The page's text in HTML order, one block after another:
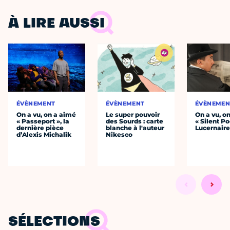
À LIRE AUSSI
ÉVÈNEMENT
On a vu, on a aimé
« Passeport », la
dernière pièce
d’Alexis Michalik
ÉVÈNEMENT
Le super pouvoir
des Sourds : carte
blanche à l'auteur
Nikesco
On a vu,
« Silent
Lucernaire
SÉLECTIONS